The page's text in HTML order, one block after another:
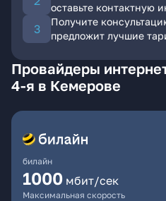
оставьте контактную
Получите
предложит лучшие
Провайдеры
4-я в Кемерове
билайн
1000 мбит/сек
Максимальная скорость